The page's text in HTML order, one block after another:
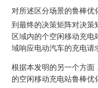
对所述区分场景的鲁棒
到最终的决策矩阵对决策
区域内的个空闲移动充电
域响应电动汽车的充电请
根据本发明的另一个方面
的空闲移动充电站鲁棒优